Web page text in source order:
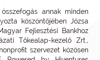
annak minden
köszöntőjében Józsa
Fejlesztési Bankhoz
Tőkealap-kezelő Zrt.,
szervezet közösen